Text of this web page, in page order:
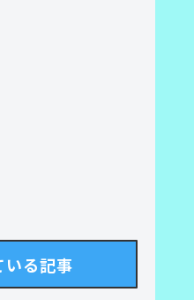
いる記事